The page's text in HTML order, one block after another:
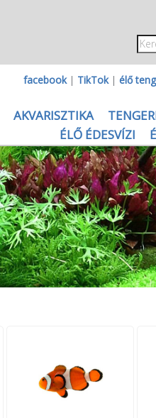
facebook| TikTok| élő
AKVARISZTIKA
ÉLŐ ÉDESVÍZI